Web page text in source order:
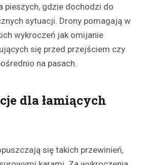
pieszych, gdzie dochodzi do
sytuacji. Drony pomagają w
wykroczeń jak omijanie
się przed przejściem czy
na pasach.
dla łamiących
się takich przewinień,